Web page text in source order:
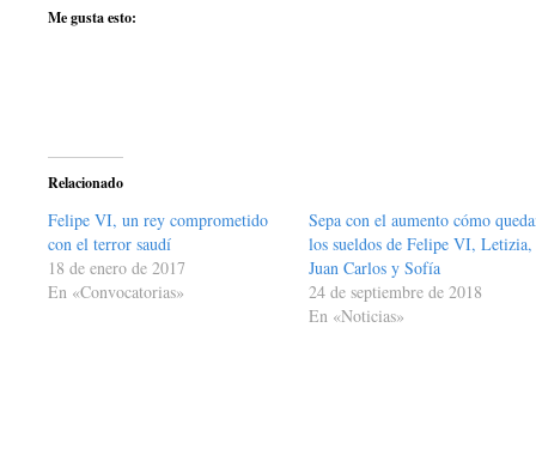
Me gusta esto:
Relacionado
Felipe VI, un rey comprometido
con el terror saudí
18 de enero de 2017
En «Convocatorias»
Sepa con el aumento cómo
los sueldos de Felipe VI, Letizia,
Juan Carlos y Sofía
24 de septiembre de 2018
En «Noticias»